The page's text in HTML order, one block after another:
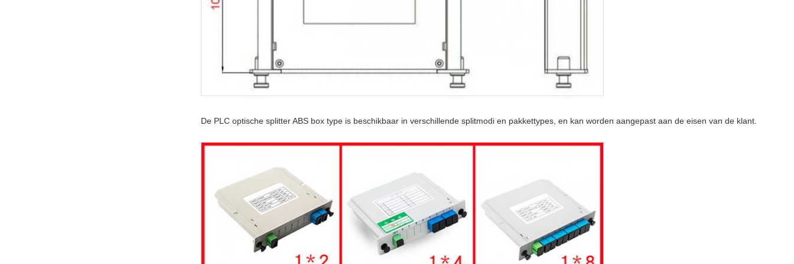
De PLC optische splitter ABS box type is beschikbaar in verschillende splitmodi en pakkettypes, en kan worden aangepast aan de eisen van de klant.